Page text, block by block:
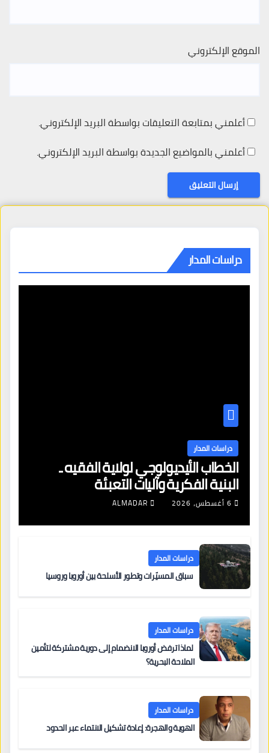
الموقع الإلكتروني
أعلمني بمتابعة التعليقات بواسطة البريد الإلكتروني.
أعلمني بالمواضيع الجديدة بواسطة البريد الإلكتروني.
دراسات المدار
دراسات المدار
الخطاب الأيديولوجي لولاية الفقيه ـ
البنية الفكرية وآليات التعبئة
6 أغسطس، 2026 ALMADAR
دراسات المدار
سباق المسيّرات وتطور الأسلحة بين أوروبا وروسيا
دراسات المدار
لماذا ترفض أوروبا الانضمام إلى دورية مشتركة لتأمين
الملاحة البحرية؟
دراسات المدار
الهوية والهجرة: إعادة تشكيل الانتماء عبر الحدود